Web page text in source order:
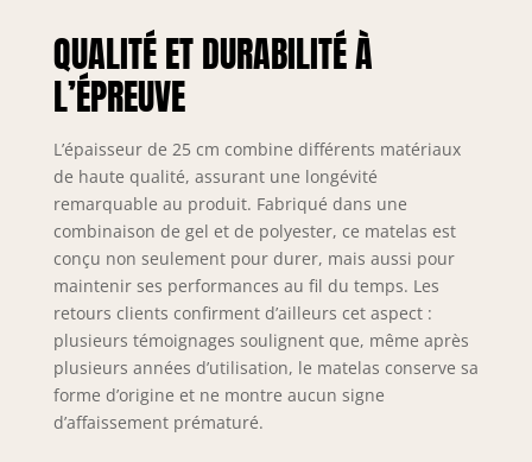
facilement. CERTIFIÉ
RESPECTUEUX DU
peau. La mousse
certifiée et les
ressorts en acier au
carbone de haute
qualité empêchent
la rouille et la
déformation.
Bienvenue dans le
choix de ce matelas
pour sommeil plus
sain. SANS
INTERRUPTION - Les
QUALITÉ ET DURABILITÉ À
L’ÉPREUVE
L’épaisseur de 25 cm combine différents matériaux
de haute qualité, assurant une longévité
remarquable au produit. Fabriqué dans une
combinaison de gel et de polyester, ce matelas est
conçu non seulement pour durer, mais aussi pour
maintenir ses performances au fil du temps. Les
retours clients confirment d’ailleurs cet aspect :
plusieurs témoignages soulignent que, même après
plusieurs années d’utilisation, le matelas conserve sa
forme d’origine et ne montre aucun signe
d’affaissement prématuré.